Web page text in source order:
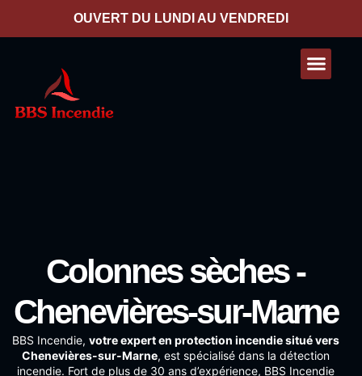
OUVERT DU LUNDI AU VENDREDI
Colonnes sèches -
Chenevières-sur-Marne
BBS Incendie, votre expert en protection incendie situé vers
Chenevières-sur-Marne, est spécialisé dans la détection
incendie. Fort de plus de 30 ans d’expérience, BBS Incendie